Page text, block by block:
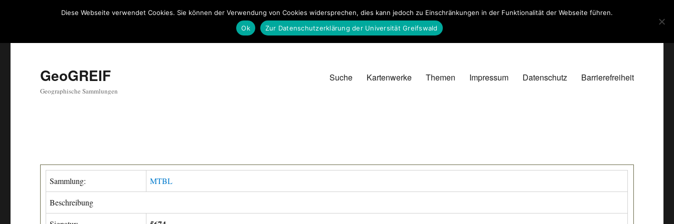
GeoGREIF
Geographische Sammlungen
Suche Kartenwerke Themen Impressum Datenschutz Barrierefreiheit
Sammlung: MTBL
Beschreibung
Diese Webseite verwendet Cookies. Sie können der Verwendung von Cookies widersprechen, dies kann jedoch zu Einschränkungen in der Funktionalität der Webseite führen.
Ok
Zur Datenschutzerklärung der Universität Greifswald